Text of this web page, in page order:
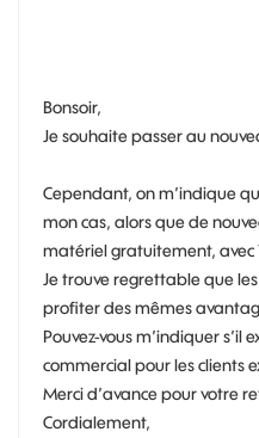
Bonsoir,
Je souhaite passer au
Cependant, on m’indique
mon cas, alors que de
matériel gratuitement, avec
Je trouve regrettable que
profiter des mêmes
Pouvez-vous m’indiquer s’il
commercial pour les clients
Merci d’avance pour votre
Cordialement,